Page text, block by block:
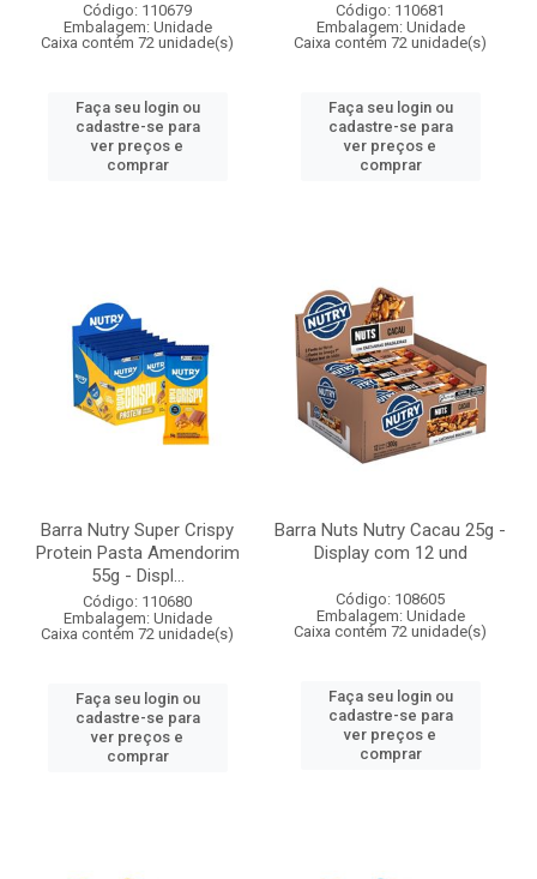
Código: 110679
Embalagem: Unidade
Caixa contém 72 unidade(s)
Faça seu login ou
cadastre-se para
ver preços e
comprar
Código: 110681
Embalagem: Unidade
Caixa contém 72 unidade(s)
Faça seu login ou
cadastre-se para
ver preços e
comprar
Barra Nutry Super Crispy
Protein Pasta Amendorim
55g - Displ...
Código: 110680
Embalagem: Unidade
Caixa contém 72 unidade(s)
Faça seu login ou
cadastre-se para
ver preços e
comprar
Barra Nuts Nutry Cacau 25g -
Display com 12 und
Código: 108605
Embalagem: Unidade
Caixa contém 72 unidade(s)
Faça seu login ou
cadastre-se para
ver preços e
comprar